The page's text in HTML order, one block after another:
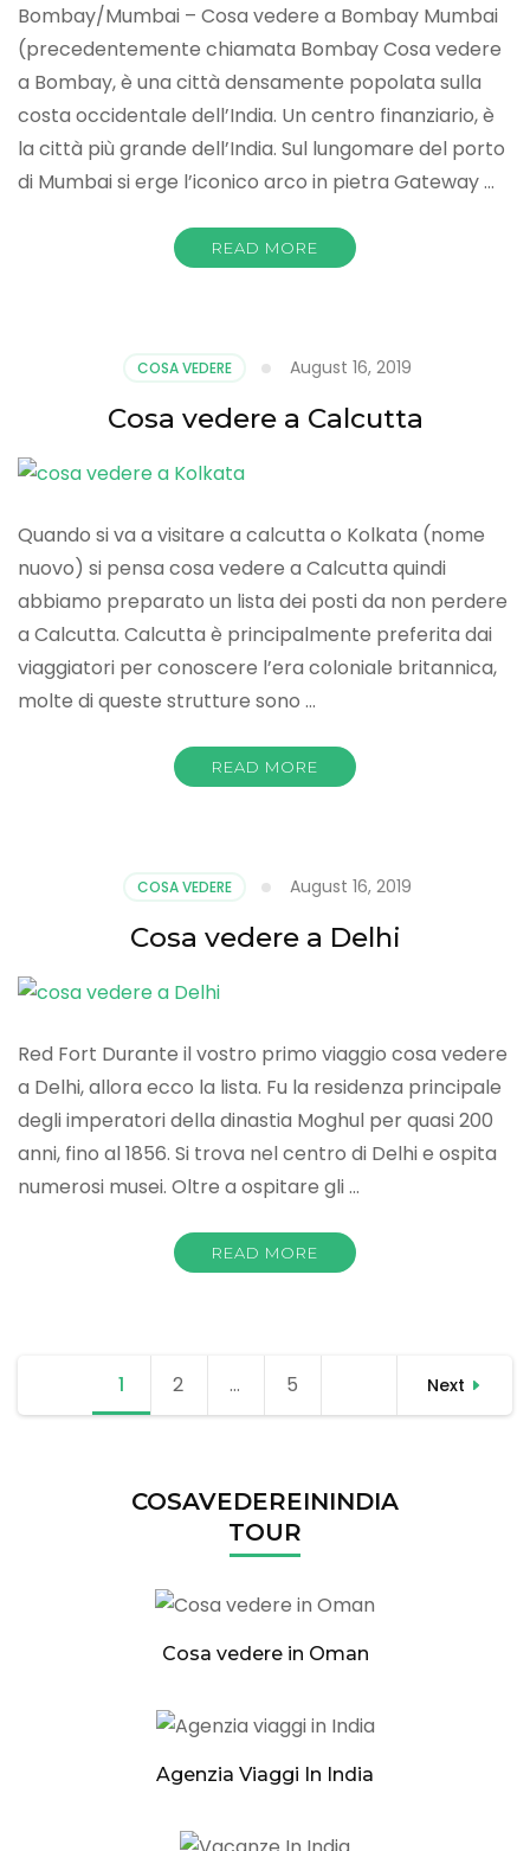
Bombay/Mumbai – Cosa vedere a Bombay Mumbai
(precedentemente chiamata Bombay Cosa vedere
a Bombay, è una città densamente popolata sulla
costa occidentale dell’India. Un centro finanziario, è
la città più grande dell’India. Sul lungomare del porto
di Mumbai si erge l’iconico arco in pietra Gateway …
READ MORE
COSA VEDERE August 16, 2019
Cosa vedere a Calcutta
Quando si va a visitare a calcutta o Kolkata (nome
nuovo) si pensa cosa vedere a Calcutta quindi
abbiamo preparato un lista dei posti da non perdere
a Calcutta. Calcutta è principalmente preferita dai
viaggiatori per conoscere l’era coloniale britannica,
molte di queste strutture sono …
READ MORE
COSA VEDERE August 16, 2019
Cosa vedere a Delhi
Red Fort Durante il vostro primo viaggio cosa vedere
a Delhi, allora ecco la lista. Fu la residenza principale
degli imperatori della dinastia Moghul per quasi 200
anni, fino al 1856. Si trova nel centro di Delhi e ospita
numerosi musei. Oltre a ospitare gli …
READ MORE
navigation
1 Page
2 … Page
5 Next
COSAVEDEREININDIA
TOUR
Cosa vedere in Oman
Agenzia Viaggi In India